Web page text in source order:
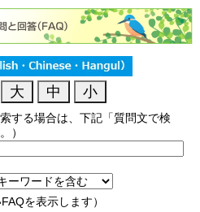
する場合は、下記「質問文で検
）
を表示します）